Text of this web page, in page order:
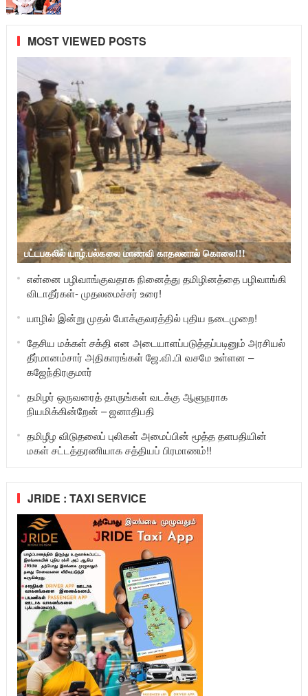
MOST VIEWED POSTS
பட்டபகலில் யாழ்.பல்கலை மாணவி காதலனால் கொலை!!!
என்னை பழிவாங்குவதாக நினைத்து தமிழினத்தை பழிவாங்கி
விடாதீர்கள்- முதலமைச்சர் உரை!
யாழில் இன்று முதல் போக்குவரத்தில் புதிய நடைமுறை!
தேசிய மக்கள் சக்தி என அடையாளப்படுத்தப்படினும் அரசியல்
தீர்மானம்சார் அதிகாரங்கள் ஜே.வி.பி வசமே உள்ளன –
கஜேந்திரகுமார்
தமிழர் ஒருவரைத் தாருங்கள் வடக்கு ஆளுநராக
நியமிக்கின்றேன் – ஜனாதிபதி
தமிழீழ விடுதலைப் புலிகள் அமைப்பின் மூத்த தளபதியின்
மகள் சட்டத்தரணியாக சத்தியப் பிரமாணம்!!
JRIDE : TAXI SERVICE